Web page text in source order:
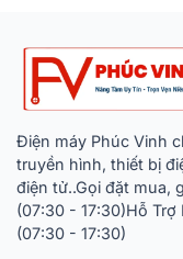
Điện máy Phúc Vinh
truyền hình, thiết bị
điện tử..Gọi đặt mua,
(07:30 - 17:30)Hỗ Trợ
(07:30 - 17:30)